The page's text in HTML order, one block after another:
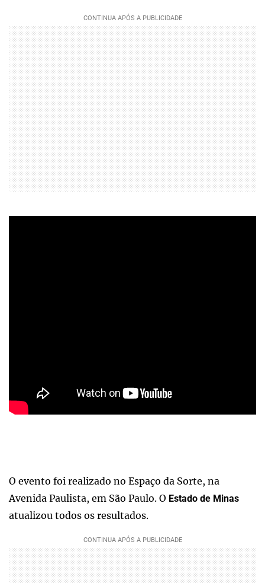
O evento foi realizado no Espaço da Sorte, na
Avenida Paulista, em São Paulo. O Estado de Minas
atualizou todos os resultados.